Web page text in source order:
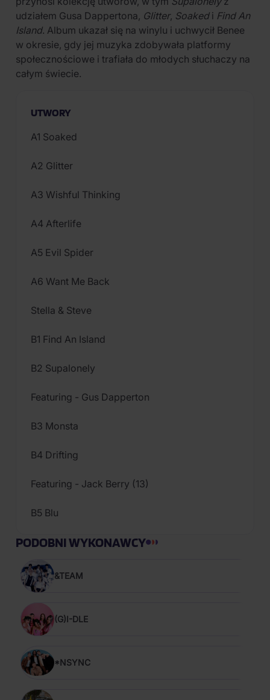
udziałem Gusa Dappertona, Glitter, Soakedi Find An
Island. Album ukazał się na winylu i uchwycił Benee
w okresie, gdy jej muzyka zdobywała platformy
społecznościowe i trafiała do młodych słuchaczy na
całym świecie.
UTWORY
A1 Soaked
A2 Glitter
A3 Wishful Thinking
A4 Afterlife
A5 Evil Spider
A6 Want Me Back
Stella & Steve
B1 Find An Island
B2 Supalonely
Featuring - Gus Dapperton
B3 Monsta
B4 Drifting
Featuring - Jack Berry (13)
B5 Blu
PODOBNI WYKONAWCY
&TEAM
(G)I-DLE
*NSYNC